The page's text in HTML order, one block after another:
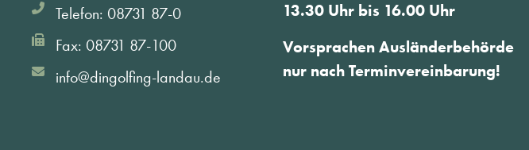
Telefon: 08731 87-0
Fax: 08731 87-100
info@dingolfing-landau.de
13.30 Uhr bis 16.00 Uhr
Vorsprachen Ausländerbehörde
nur nach Terminvereinbarung!